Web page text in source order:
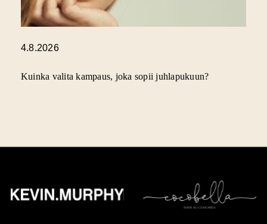
4.8.2026
Kuinka valita kampaus, joka sopii juhlapukuun?